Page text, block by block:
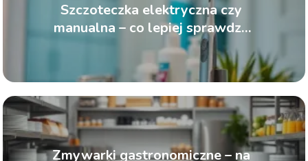
Szczoteczka elektryczna czy
manualna – co lepiej sprawdza
się w codziennej higienie?
Zmywarki gastronomiczne – na